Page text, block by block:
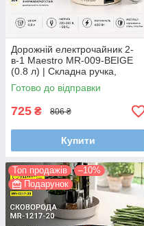
Дорожній електрочайник 2-
в-1 Maestro MR-009-BEIGE
(0.8 л) | Складна ручка,
перемикач напруги та
сталевий корпус
Готово до відправки
725 ₴ 806 ₴
Купити
Топ продажів
–10%
Подарунок